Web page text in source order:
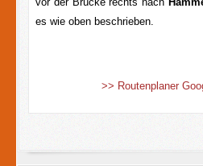
es wie oben beschrieben.
>> Routenplaner